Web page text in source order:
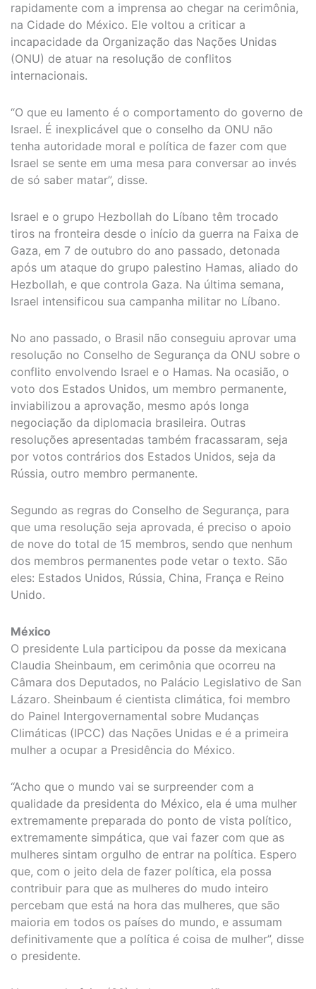
rapidamente com a imprensa ao chegar na cerimônia,
na Cidade do México. Ele voltou a criticar a
incapacidade da Organização das Nações Unidas
(ONU) de atuar na resolução de conflitos
internacionais.
“O que eu lamento é o comportamento do governo de
Israel. É inexplicável que o conselho da ONU não
tenha autoridade moral e política de fazer com que
Israel se sente em uma mesa para conversar ao invés
de só saber matar”, disse.
Israel e o grupo Hezbollah do Líbano têm trocado
tiros na fronteira desde o início da guerra na Faixa de
Gaza, em 7 de outubro do ano passado, detonada
após um ataque do grupo palestino Hamas, aliado do
Hezbollah, e que controla Gaza. Na última semana,
Israel intensificou sua campanha militar no Líbano.
No ano passado, o Brasil não conseguiu aprovar uma
resolução no Conselho de Segurança da ONU sobre o
conflito envolvendo Israel e o Hamas. Na ocasião, o
voto dos Estados Unidos, um membro permanente,
inviabilizou a aprovação, mesmo após longa
negociação da diplomacia brasileira. Outras
resoluções apresentadas também fracassaram, seja
por votos contrários dos Estados Unidos, seja da
Rússia, outro membro permanente.
Segundo as regras do Conselho de Segurança, para
que uma resolução seja aprovada, é preciso o apoio
de nove do total de 15 membros, sendo que nenhum
dos membros permanentes pode vetar o texto. São
eles: Estados Unidos, Rússia, China, França e Reino
Unido.
México
O presidente Lula participou da posse da mexicana
Claudia Sheinbaum, em cerimônia que ocorreu na
Câmara dos Deputados, no Palácio Legislativo de San
Lázaro. Sheinbaum é cientista climática, foi membro
do Painel Intergovernamental sobre Mudanças
Climáticas (IPCC) das Nações Unidas e é a primeira
mulher a ocupar a Presidência do México.
“Acho que o mundo vai se surpreender com a
qualidade da presidenta do México, ela é uma mulher
extremamente preparada do ponto de vista político,
extremamente simpática, que vai fazer com que as
mulheres sintam orgulho de entrar na política. Espero
que, com o jeito dela de fazer política, ela possa
contribuir para que as mulheres do mudo inteiro
percebam que está na hora das mulheres, que são
maioria em todos os países do mundo, e assumam
definitivamente que a política é coisa de mulher”, disse
o presidente.